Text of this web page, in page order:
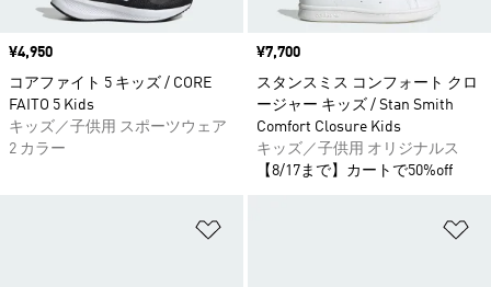
価格
¥4,950
コアファイト 5 キッズ / CORE
FAITO 5 Kids
キッズ／子供用 スポーツウェア
2 カラー
価格
¥7,700
スタンスミス コンフォート クロ
ージャー キッズ / Stan Smith
Comfort Closure Kids
キッズ／子供用 オリジナルス
【8/17まで】カートで50%off